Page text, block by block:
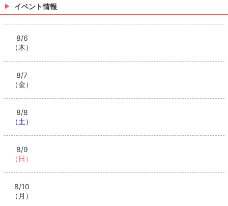
イベント情報
8/6
（木）
8/7
（金）
8/8
（土）
8/9
（日）
8/10
（月）